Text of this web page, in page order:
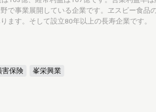
で事業展開している企業です。ヱスビー食品
ます。そして設立80年以上の長寿企業です。
害保険 峯栄興業